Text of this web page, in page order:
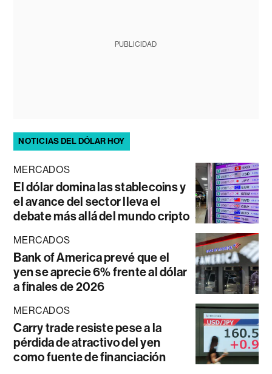
PUBLICIDAD
NOTICIAS DEL DÓLAR HOY
MERCADOS
El dólar domina las stablecoins y
el avance del sector lleva el
debate más allá del mundo cripto
MERCADOS
Bank of America prevé que el
yen se aprecie 6% frente al dólar
a finales de 2026
MERCADOS
Carry trade resiste pese a la
pérdida de atractivo del yen
como fuente de financiación